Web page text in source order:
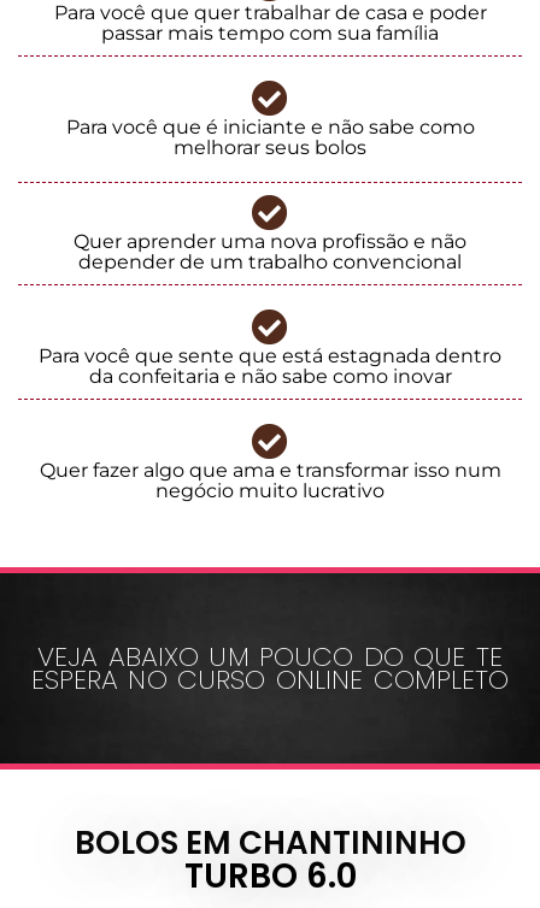
Para você que quer trabalhar de casa e poder
passar mais tempo com sua família
Para você que é iniciante e não sabe como
melhorar seus bolos
Quer aprender uma nova profissão e não
depender de um trabalho convencional
Para você que sente que está estagnada dentro
da confeitaria e não sabe como inovar
Quer fazer algo que ama e transformar isso num
negócio muito lucrativo
VEJA ABAIXO UM POUCO DO QUE TE
ESPERA NO CURSO ONLINE COMPLETO
BOLOS EM CHANTININHO
TURBO 6.0